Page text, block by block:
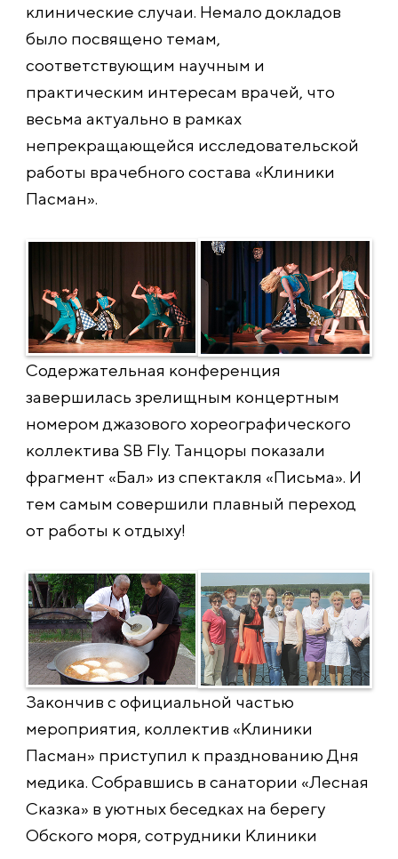
клинические случаи. Немало докладов
было посвящено темам,
соответствующим научным и
практическим интересам врачей, что
весьма актуально в рамках
непрекращающейся исследовательской
работы врачебного состава «Клиники
Пасман».
Содержательная конференция
завершилась зрелищным концертным
номером джазового хореографического
коллектива SB Fly. Танцоры показали
фрагмент «Бал» из спектакля «Письма». И
тем самым совершили плавный переход
от работы к отдыху!
Закончив с официальной частью
мероприятия, коллектив «Клиники
Пасман» приступил к празднованию Дня
медика. Собравшись в санатории «Лесная
Сказка» в уютных беседках на берегу
Обского моря, сотрудники Клиники